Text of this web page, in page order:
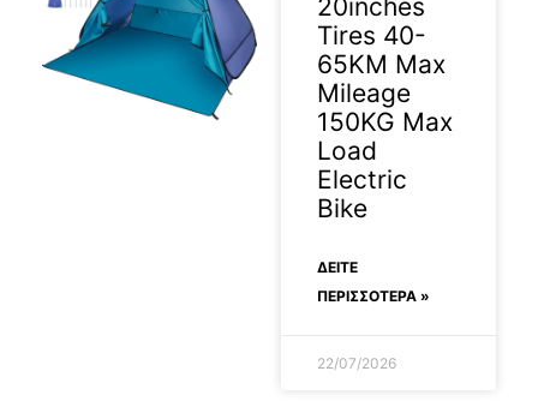
20inches
Tires 40-
65KM Max
Mileage
150KG Max
Load
Electric
Bike
ΔΕΊΤΕ
ΠΕΡΙΣΣΟΤΕΡΑ »
22/07/2026